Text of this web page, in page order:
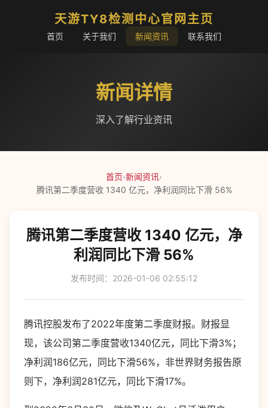
天游TY8检测中心官网主页
首页 关于我们 新闻资讯 联系我们
新闻详情
深入了解行业资讯
首页›新闻资讯›
腾讯第二季度营收 1340 亿元，净利润同比下滑 56%
腾讯第二季度营收 1340 亿元，净
利润同比下滑 56%
发布时间：2026-01-06 02:55:12
腾讯控股发布了2022年度第二季度财报。财报显
现，该公司第二季度营收1340亿元，同比下滑3%；
净利润186亿元，同比下滑56%，非世界财务报告原
则下，净利润281亿元，同比下滑17%。